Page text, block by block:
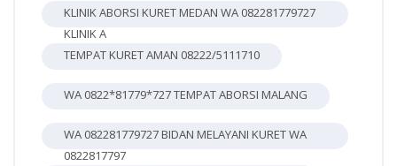
KLINIK ABORSI KURET MEDAN WA 082281779727
KLINIK A
TEMPAT KURET AMAN 08222/5111710
WA 0822*81779*727 TEMPAT ABORSI MALANG
WA 082281779727 BIDAN MELAYANI KURET WA
0822817797